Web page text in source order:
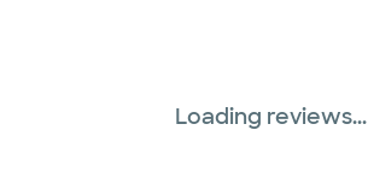
Loading reviews...